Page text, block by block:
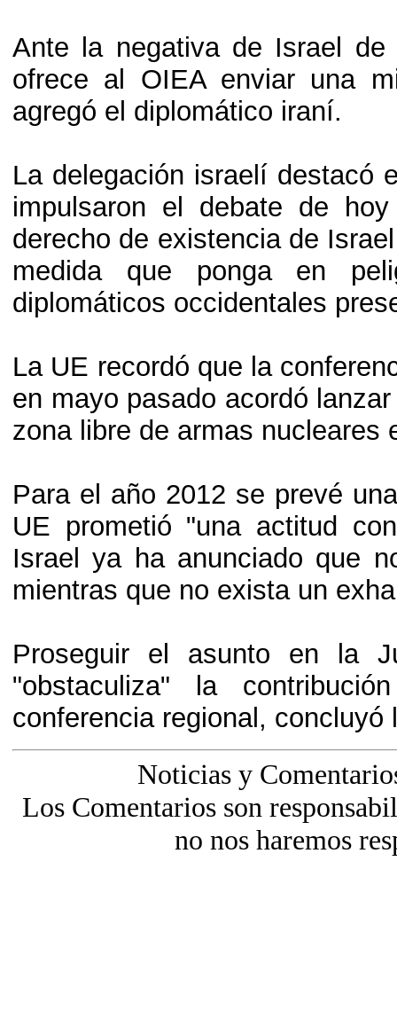
Ante la negativa de Israel
ofrece al OIEA enviar una
agregó el diplomático iraní.
La delegación israelí destacó
impulsaron el debate de
derecho de existencia de
medida que ponga en
diplomáticos occidentales
La UE recordó que la
en mayo pasado acordó
zona libre de armas nucleares
Para el año 2012 se prevé
UE prometió "una actitud
Israel ya ha anunciado que
mientras que no exista un
Proseguir el asunto en la
"obstaculiza" la
conferencia regional, concluyó
Noticias y
Los Comentarios son
no nos haremos